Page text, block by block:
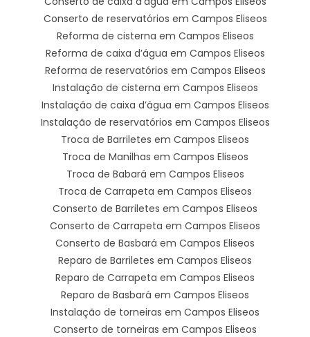
Conserto de reservatórios em Campos Eliseos
Reforma de cisterna em Campos Eliseos
Reforma de caixa d’água em Campos Eliseos
Reforma de reservatórios em Campos Eliseos
Instalação de cisterna em Campos Eliseos
Instalação de caixa d’água em Campos Eliseos
Instalação de reservatórios em Campos Eliseos
Troca de Barriletes em Campos Eliseos
Troca de Manilhas em Campos Eliseos
Troca de Babará em Campos Eliseos
Troca de Carrapeta em Campos Eliseos
Conserto de Barriletes em Campos Eliseos
Conserto de Carrapeta em Campos Eliseos
Conserto de Basbará em Campos Eliseos
Reparo de Barriletes em Campos Eliseos
Reparo de Carrapeta em Campos Eliseos
Reparo de Basbará em Campos Eliseos
Instalação de torneiras em Campos Eliseos
Conserto de torneiras em Campos Eliseos